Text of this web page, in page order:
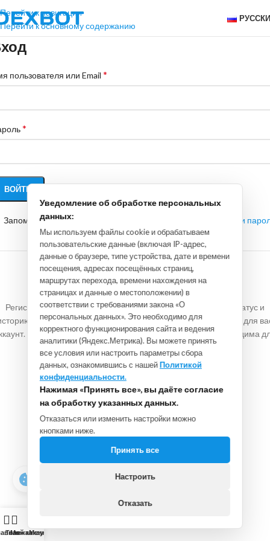
Перейти к навигации
Перейти к основному содержанию
пользователя или Email *
*
ВОЙТИ
Забыли
Запомнить меня
ИЛИ
Зарегистрироваться
Регистрация на этом сайте позволяет вам просматривать статус и
заказов. Просто заполните поля ниже, и мы создадим для
Мы попросим только ту информацию, которая необходима
ускорения и упрощения процесса покупки.
Тележка
Мой аккаунт
Меню
Уведомление об обработке персональных
данных:
Мы используем файлы cookie и обрабатываем
пользовательские данные (включая IP-адрес,
данные о браузере, типе устройства, дате и времени
посещения, адресах посещённых страниц,
маршрутах перехода, времени нахождения на
страницах и данные о местоположении) в
соответствии с требованиями закона «О
персональных данных». Это необходимо для
корректного функционирования сайта и ведения
аналитики (Яндекс.Метрика). Вы можете принять
все условия или настроить параметры сбора
данных, ознакомившись с нашейПолитикой
конфиденциальности.
Нажимая «Принять все», вы даёте согласие
на обработку указанных данных.
Отказаться или изменить настройки можно
кнопками ниже.
Принять все
Настроить
Отказать